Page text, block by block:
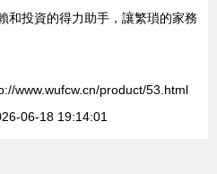
和投資的得力助手，讓繁瑣的家務
www.wufcw.cn/product/53.html
06-18 19:14:01